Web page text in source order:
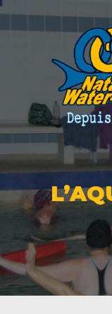
Panneau de gestion des